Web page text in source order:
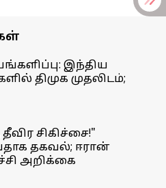
இந்திய
திமுக முதலிடம்;
சிகிச்சை!"
தகவல்; ஈரான்
அறிக்கை